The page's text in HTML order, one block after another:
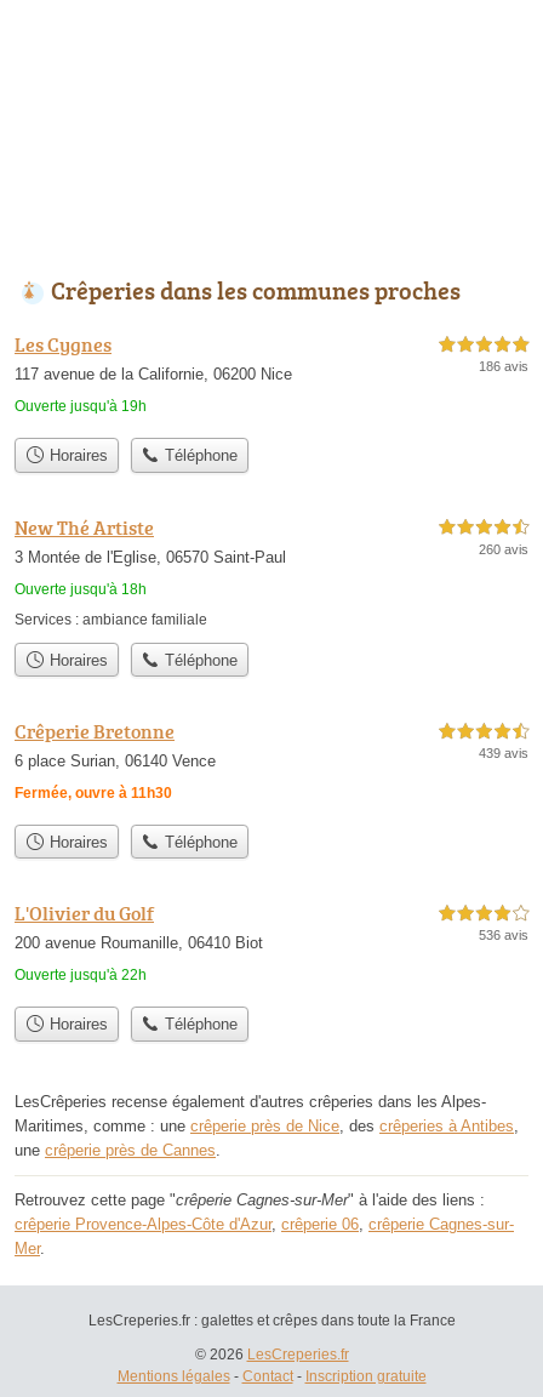
Crêperies dans les communes proches
Les Cygnes
117 avenue de la Californie, 06200 Nice
Ouverte jusqu'à 19h
5,0 étoiles sur 5
186 avis
Horaires Téléphone
New Thé Artiste
3 Montée de l'Eglise, 06570 Saint-Paul
Ouverte jusqu'à 18h
4,5 étoiles sur 5
260 avis
Services : ambiance familiale
Horaires Téléphone
Crêperie Bretonne
6 place Surian, 06140 Vence
Fermée, ouvre à 11h30
4,5 étoiles sur 5
439 avis
Horaires Téléphone
L'Olivier du Golf
200 avenue Roumanille, 06410 Biot
Ouverte jusqu'à 22h
4,0 étoiles sur 5
536 avis
Horaires Téléphone
LesCrêperies recense également d'autres crêperies dans les Alpes-
Maritimes, comme : une crêperie près de Nice , des crêperies à Antibes
une crêperie près de Cannes
Retrouvez cette page "crêperie Cagnes-sur-Mer" à l'aide des liens :
crêperie Provence-Alpes-Côte d'Azur, crêperie 06 crêperie Cagnes-sur-
Mer.
LesCreperies.fr : galettes et crêpes dans toute la France
© 2026 LesCreperies.fr
Mentions légales- Contact- Inscription gratuite